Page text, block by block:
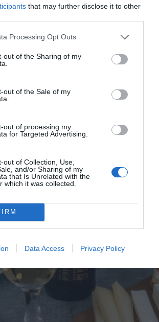
that may further disclose it to other
Processing Opt Outs
out of the Sharing of my
out of the Sale of my
out of processing my
for Targeted Advertising.
out of Collection, Use,
and/or Sharing of my
that Is Unrelated with the
which it was collected.
Data Access Privacy Policy
men lättlagade spanska tapas
spanska små rätter och finns i
Spanjorerna har gjort dessa...